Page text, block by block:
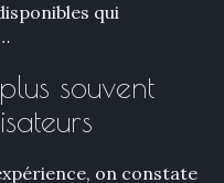
qui
souvent
on constate